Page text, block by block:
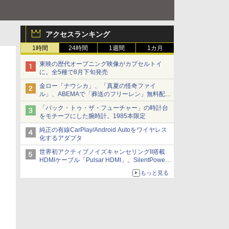
アクセスランキング
1時間 24時間 1週間 1カ月
東映の歴代オープニング映像がカプセルトイ
に。全5種で8月下旬発売
金ロー「ナウシカ」、「真夏の怪奇ファイ
ル」、ABEMAで「葬送のフリーレン」無料配信
など。夏の特番・配信情報
「バック・トゥ・ザ・フューチャー」の時計台
をモチーフにした腕時計。1985本限定
純正の有線CarPlay/Android Autoをワイヤレス
化するアダプタ
世界初アクティブノイズキャンセリングII搭載
HDMIケーブル「Pulsar HDMI」。SilentPower
もっと見る